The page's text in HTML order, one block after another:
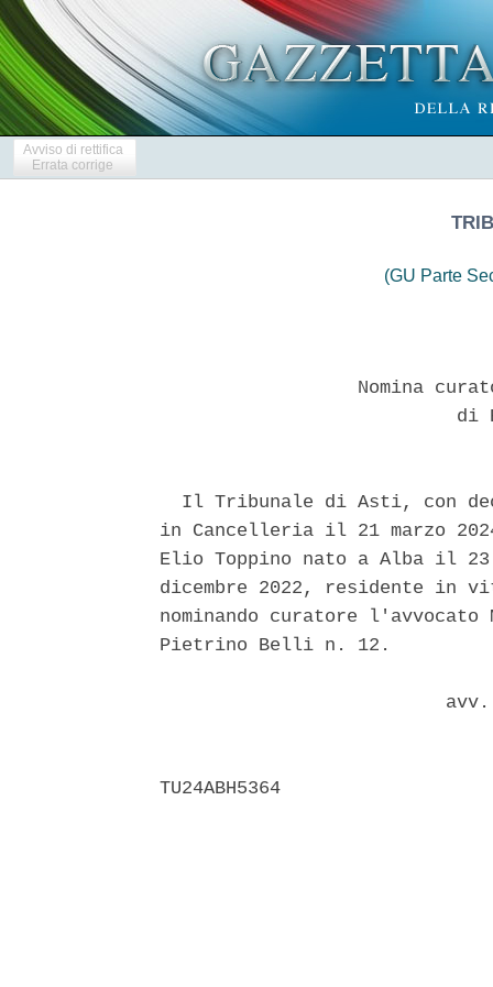
Avviso di rettifica
Errata corrige
(GU Parte
Nomina
Il Tribunale di Asti, con
in Cancelleria il 21 marzo
Elio Toppino nato a Alba il
dicembre 2022, residente in
nominando curatore
Pietrino Belli n. 12.